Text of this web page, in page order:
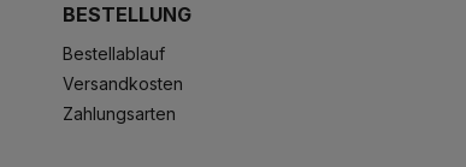
BESTELLUNG
Bestellablauf
Versandkosten
Zahlungsarten